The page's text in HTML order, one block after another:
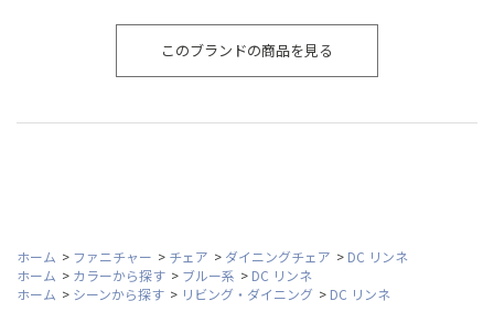
このブランドの商品を見る
ホーム > ファニチャー > チェア > ダイニングチェア > DC リンネ
ホーム > カラーから探す > ブルー系 > DC リンネ
ホーム > シーンから探す > リビング・ダイニング > DC リンネ